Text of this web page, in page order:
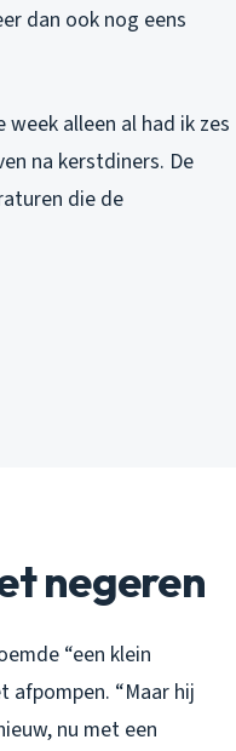
dan ook nog eens
alleen al had ik zes
na kerstdiners. De
die de
negeren
“een klein
afpompen. “Maar hij
nu met een